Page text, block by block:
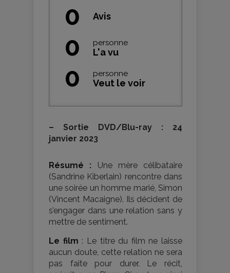
0 Avis
0 personne
L'a vu
0 personne
Veut le voir
– Sortie DVD/Blu-ray : 24
janvier 2023
Résumé : Une mère célibataire
(Sandrine Kiberlain) rencontre dans
une soirée un homme marié, Simon
(Vincent Macaigne). Ils décident de
s’engager dans une relation sans y
mettre de sentiment.
Le film : Le titre du film ne laisse
aucun doute, cette relation ne sera
pas faite pour durer. Le récit,